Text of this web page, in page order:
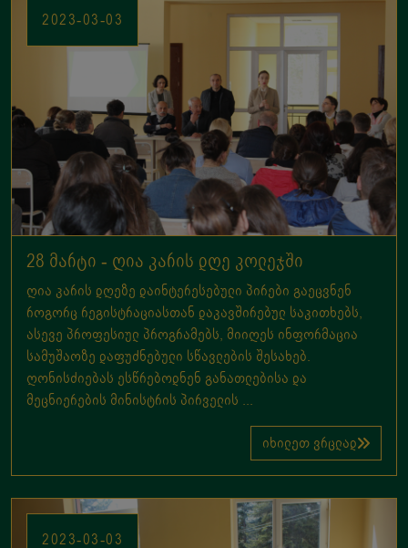
28 მარტი - ღია კარის დღე კოლეჯში
ღია კარის დღეზე დაინტერესებული პირები გაეცვნენ
როგორც რეგისტრაციასთან დაკავშირებულ საკითხებს,
ასევე პროფესიულ პროგრამებს, მიიღეს ინფორმაცია
სამუშაოზე დაფუძნებული სწავლების შესახებ.
ღონისძიებას ესწრებოდნენ განათლებისა და
მეცნიერების მინისტრის პირველის ...
იხილეთ ვრცლად